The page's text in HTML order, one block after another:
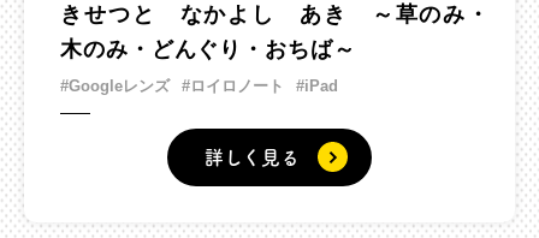
きせつと なかよし あき ～草のみ・
木のみ・どんぐり・おちば～
#Googleレンズ #ロイロノート #iPad
詳しく見る